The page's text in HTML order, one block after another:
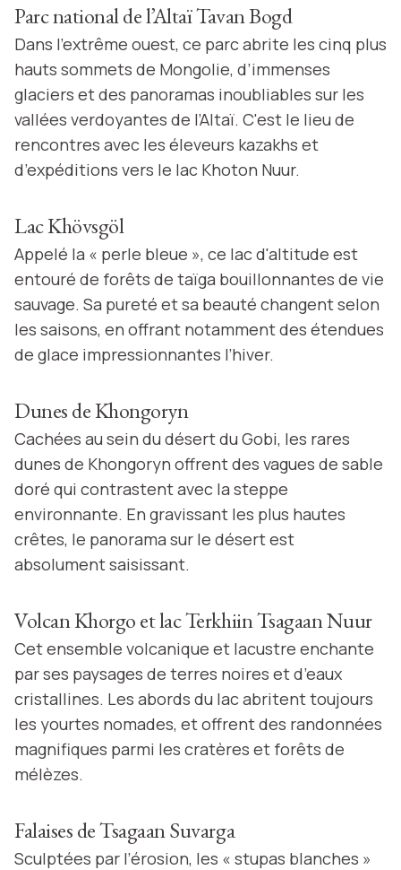
Parc national de l’Altaï Tavan Bogd
Dans l’extrême ouest, ce parc abrite les cinq plus
hauts sommets de Mongolie, d’immenses
glaciers et des panoramas inoubliables sur les
vallées verdoyantes de l’Altaï. C'est le lieu de
rencontres avec les éleveurs kazakhs et
d’expéditions vers le lac Khoton Nuur.
Lac Khövsgöl
Appelé la « perle bleue », ce lac d'altitude est
entouré de forêts de taïga bouillonnantes de vie
sauvage. Sa pureté et sa beauté changent selon
les saisons, en offrant notamment des étendues
de glace impressionnantes l’hiver.
Dunes de Khongoryn
Cachées au sein du désert du Gobi, les rares
dunes de Khongoryn offrent des vagues de sable
doré qui contrastent avec la steppe
environnante. En gravissant les plus hautes
crêtes, le panorama sur le désert est
absolument saisissant.
Volcan Khorgo et lac Terkhiin Tsagaan Nuur
Cet ensemble volcanique et lacustre enchante
par ses paysages de terres noires et d’eaux
cristallines. Les abords du lac abritent toujours
les yourtes nomades, et offrent des randonnées
magnifiques parmi les cratères et forêts de
mélèzes.
Falaises de Tsagaan Suvarga
Sculptées par l’érosion, les « stupas blanches »